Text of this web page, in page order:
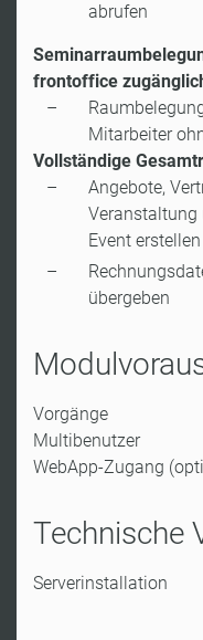
abrufen
frontoffice
Mitarbeiter
Vollständige
Angebote,
Veranstaltung
Event erstellen
übergeben
Vorgänge
Multibenutzer
WebApp-Zugang
Technische
Serverinstallation